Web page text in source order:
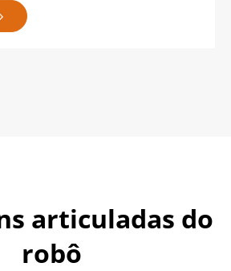
articuladas do
robô